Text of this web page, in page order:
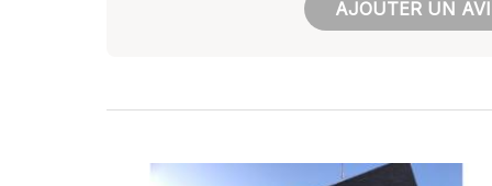
AJOUTER UN